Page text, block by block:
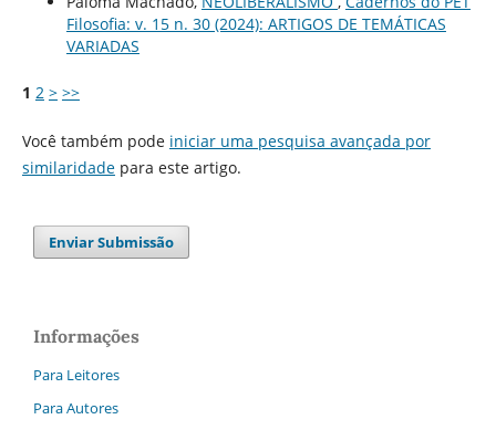
Filosofia: v. 15 n. 30 (2024): ARTIGOS DE TEMÁTICAS
VARIADAS
1 2 > >>
Você também pode iniciar uma pesquisa avançada por
similaridadepara este artigo.
Enviar Submissão
Informações
Para Leitores
Para Autores